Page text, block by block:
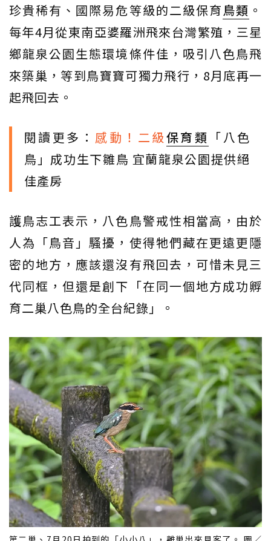
珍貴稀有、國際易危等級的二級保育鳥類 。
每年4月從東南亞婆羅洲飛來台灣繁殖，三星
鄉龍泉公園生態環境條件佳，吸引八色鳥飛
來築巢，等到鳥寶寶可獨力飛行，8月底再一
起飛回去。
閱讀更多： 感動！二級保育類 「八色
鳥」成功生下雛鳥 宜蘭龍泉公園提供絕
佳產房
護鳥志工表示，八色鳥警戒性相當高，由於
人為「鳥音」騷擾，使得牠們藏在更遠更隱
密的地方，應該還沒有飛回去，可惜未見三
代同框，但還是創下「在同一個地方成功孵
育二巢八色鳥的全台紀錄」。